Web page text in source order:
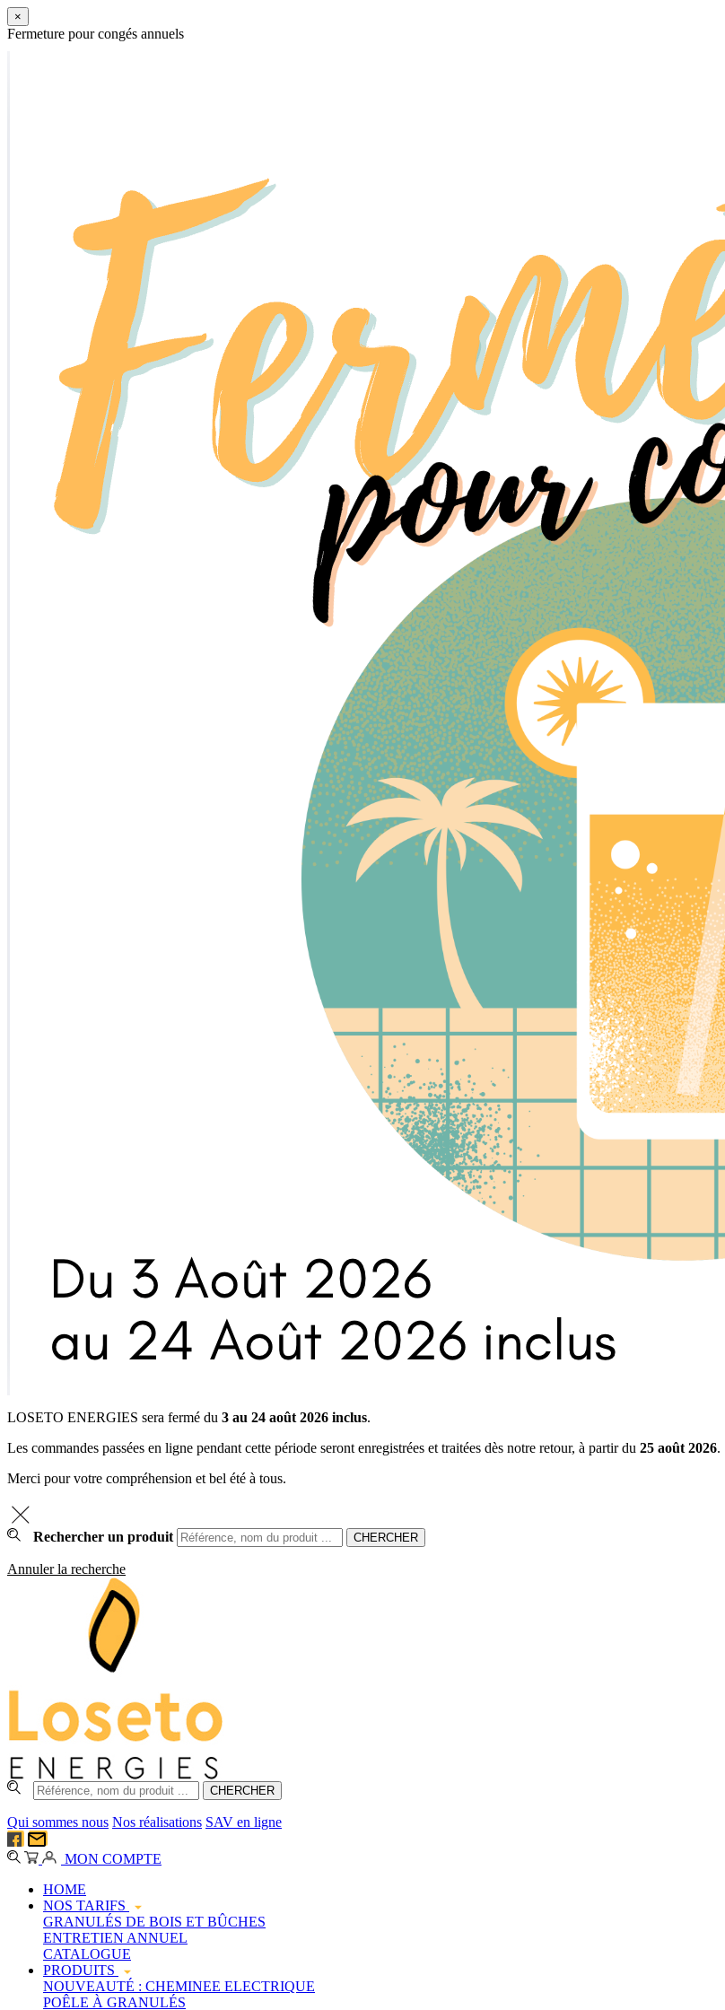
×
Fermeture pour congés annuels
LOSETO ENERGIES sera fermé du 3 au 24 août 2026 inclus.
Les commandes passées en ligne pendant cette période seront enregistrées et traitées dès notre retour, à partir du 25 août 2026.
Merci pour votre compréhension et bel été à tous.
Rechercher un produit
Annuler la recherche
Qui sommes nous Nos réalisations SAV en ligne
MON COMPTE
HOME
NOS TARIFS
GRANULÉS DE BOIS ET BÛCHES
ENTRETIEN ANNUEL
CATALOGUE
PRODUITS
NOUVEAUTÉ : CHEMINEE ELECTRIQUE
POÊLE À GRANULÉS